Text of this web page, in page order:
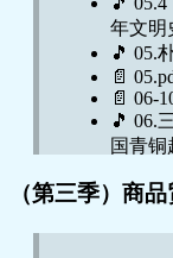
年文明
🎵 05.
📄
📄 06-
🎵 06.
国青铜
果.mp3
（第三季）商